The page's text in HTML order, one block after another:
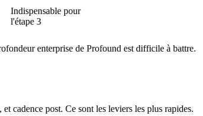
Indispensable pour
l'étape 3
enterprise de Profound est difficile à battre.
cadence post. Ce sont les leviers les plus rapides.